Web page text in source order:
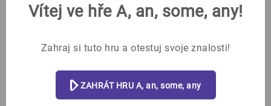
Která věta je gramaticky správně?
%%skipbtn%%
Vítej ve hře A, an, some, any!
Zahraj si tuto hru a otestuj svoje znalosti!
ZAHRÁT HRU A, an, some, any
Have you got any brothers or
sisters?